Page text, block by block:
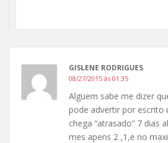
GISLENE RODRIGUES
08/27/2015 às 01:35
Alguem sabe me dizer
pode advertir por escrito
chega “atrasado” 7 dias
mes apens 2 ,1,e no